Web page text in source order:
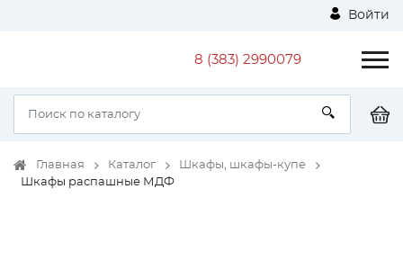
Войти
8 (383) 2990079
Главная Каталог
Шкафы, шкафы-купе
Шкафы распашные МДФ